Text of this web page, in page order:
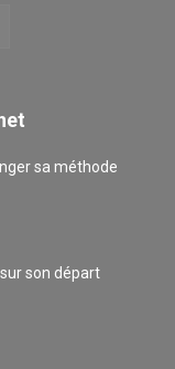
sa méthode
son départ